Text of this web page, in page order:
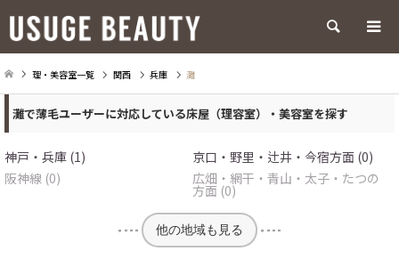
検索
理・美容室一覧 関西 兵庫 灘
灘で薄毛ユーザーに対応している床屋（理容室）・美容室を探す
神戸・兵庫 (1)
京口・野里・辻井・今宿方面 (0)
阪神線 (0)
広畑・網干・青山・太子・たつの
方面 (0)
他の地域も見る